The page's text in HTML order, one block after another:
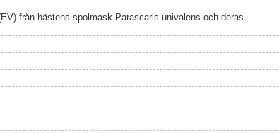
från hästens spolmask Parascaris univalens och deras